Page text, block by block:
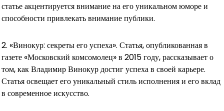
статье акцентируется внимание на его уникальном юморе и
способности привлекать внимание публики.
2. «Винокур: секреты его успеха». Статья, опубликованная в
газете «Московский комсомолец» в 2015 году, рассказывает о
том, как Владимир Винокур достиг успеха в своей карьере.
Статья освещает его уникальный стиль исполнения и его вклад
в современное искусство.